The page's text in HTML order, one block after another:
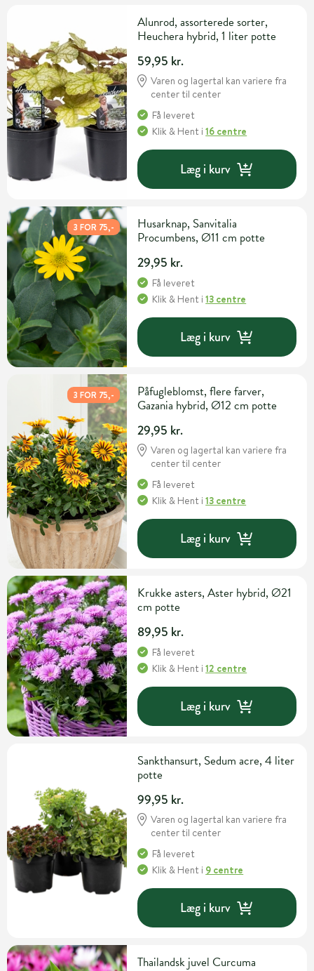
Alunrod, assorterede sorter,
Heuchera hybrid, 1 liter potte
59,95 kr.
Varen og lagertal kan variere fra
center til center
Få leveret
Klik & Hent i16 centre
Læg i kurv
3 FOR 75,-
Husarknap, Sanvitalia
Procumbens, Ø11 cm potte
29,95 kr.
Få leveret
Klik & Hent i13 centre
Læg i kurv
3 FOR 75,-
Påfugleblomst, flere farver,
Gazania hybrid, Ø12 cm potte
29,95 kr.
Varen og lagertal kan variere fra
center til center
Få leveret
Klik & Hent i13 centre
Læg i kurv
Krukke asters, Aster hybrid, Ø21
cm potte
89,95 kr.
Få leveret
Klik & Hent i12 centre
Læg i kurv
Sankthansurt, Sedum acre, 4 liter
potte
99,95 kr.
Varen og lagertal kan variere fra
center til center
Få leveret
Klik & Hent i 9 centre
Læg i kurv
Thailandsk juvel Curcuma